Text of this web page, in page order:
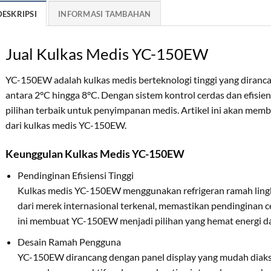
INFORMASI TAMBAHAN
Jual Kulkas Medis YC-150EW
YC-150EW adalah kulkas medis berteknologi tinggi yang
antara 2°C hingga 8°C. Dengan sistem kontrol cerdas dan
pilihan terbaik untuk penyimpanan medis. Artikel ini akan
dari kulkas medis YC-150EW.
Keunggulan Kulkas Medis YC-150EW
Pendinginan Efisiensi Tinggi
Kulkas medis YC-150EW menggunakan refrigeran ramah
dari merek internasional terkenal, memastikan pendinginan
ini membuat YC-150EW menjadi pilihan yang hemat energi
Desain Ramah Pengguna
YC-150EW dirancang dengan panel display yang mudah